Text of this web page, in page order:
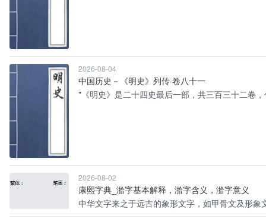
2026-08-04
中国历史－《明史》列传·卷八十一
"《明史》是二十四史最后一部，共三百三十二卷
2026-08-02
康熙字典_湁字基本解释，湁字含义，湁字意义
中华文字来之于远古的象形文字，如甲骨文及形